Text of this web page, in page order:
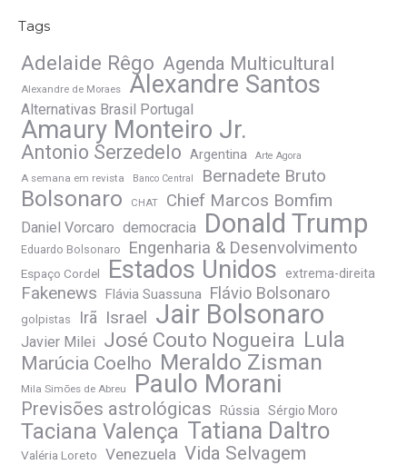
Tags
Adelaide Rêgo Agenda Multicultural
Alexandre de Moraes Alexandre Santos
Alternativas Brasil Portugal
Amaury Monteiro Jr.
Antonio Serzedelo Argentina Arte Agora
A semana em revista Banco Central Bernadete Bruto
Bolsonaro CHAT Chief Marcos Bomfim
Daniel Vorcaro democracia Donald Trump
Eduardo Bolsonaro Engenharia & Desenvolvimento
Espaço Cordel Estados Unidos extrema-direita
Fakenews Flávia Suassuna Flávio Bolsonaro
golpistas Irã Israel Jair Bolsonaro
Javier Milei José Couto Nogueira Lula
Marúcia Coelho Meraldo Zisman
Mila Simões de Abreu Paulo Morani
Previsões astrológicas Rússia Sérgio Moro
Taciana Valença Tatiana Daltro
Valéria Loreto Venezuela Vida Selvagem